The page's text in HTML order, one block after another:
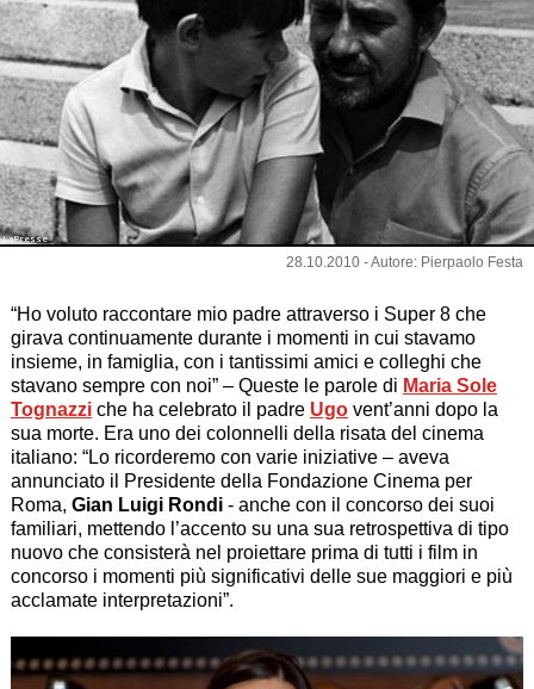
LaPresse
28.10.2010 - Autore: Pierpaolo Festa
“Ho voluto raccontare mio padre attraverso i Super 8 che
girava continuamente durante i momenti in cui stavamo
insieme, in famiglia, con i tantissimi amici e colleghi che
stavano sempre con noi” – Queste le parole di Maria Sole
Tognazziche ha celebrato il padre Ugovent’anni dopo la
sua morte. Era uno dei colonnelli della risata del cinema
italiano: “Lo ricorderemo con varie iniziative – aveva
annunciato il Presidente della Fondazione Cinema per
Roma, Gian Luigi Rondi- anche con il concorso dei suoi
familiari, mettendo l’accento su una sua retrospettiva di tipo
nuovo che consisterà nel proiettare prima di tutti i film in
concorso i momenti più significativi delle sue maggiori e più
acclamate interpretazioni”.